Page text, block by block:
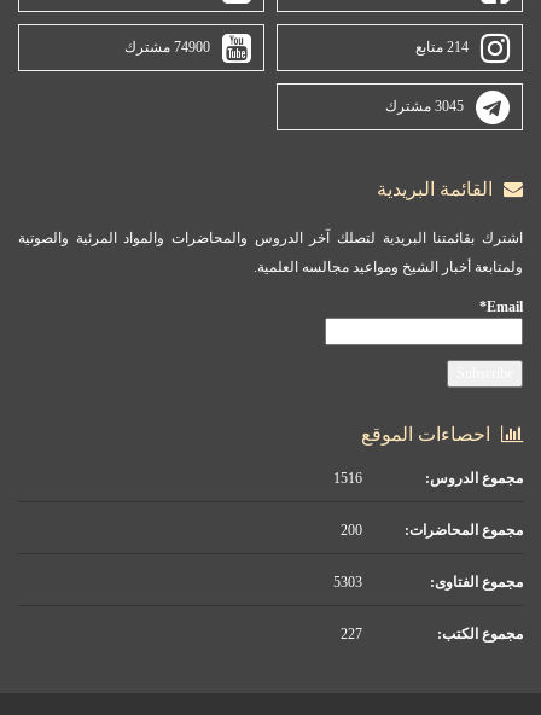
214 متابع 74900 مشترك
3045 مشترك
القائمة البريدية
اشترك بقائمتنا البريدية لتصلك آخر الدروس والمحاضرات والمواد المرئية والصوتية
ولمتابعة أخبار الشيخ ومواعيد مجالسه العلمية.
Email*
احصاءات الموقع
مجموع الدروس:
مجموع المحاضرات:
مجموع الفتاوى:
مجموع الكتب: